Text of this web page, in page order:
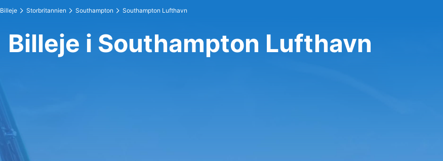
Billeje Storbritannien Southampton Southampton Lufthavn
Billeje i Southampton Lufthavn